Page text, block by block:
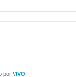
por VIVO